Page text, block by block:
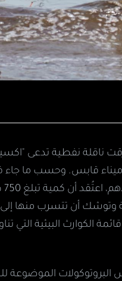
قابس. وحسب ما جاء
وتوشك أن تتسرب منها
الكوارث البيئية التي
البروتوكولات الموضوعة